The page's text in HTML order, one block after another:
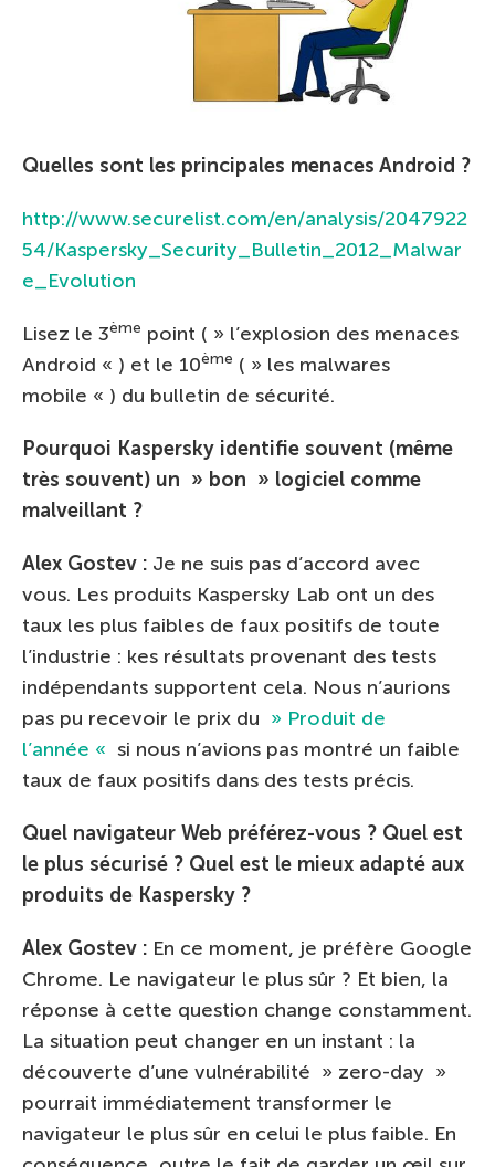
Quelles sont les principales menaces Android ?
http://www.securelist.com/en/analysis/2047922
54/Kaspersky_Security_Bulletin_2012_Malwar
e_Evolution
Lisez le 3ème point ( » l’explosion des menaces
Android « ) et le 10ème ( » les malwares
mobile « ) du bulletin de sécurité.
Pourquoi Kaspersky identifie souvent (même
très souvent) un » bon » logiciel comme
malveillant ?
Alex Gostev : Je ne suis pas d’accord avec
vous. Les produits Kaspersky Lab ont un des
taux les plus faibles de faux positifs de toute
l’industrie : kes résultats provenant des tests
indépendants supportent cela. Nous n’aurions
pas pu recevoir le prix du » Produit de
l’année « si nous n’avions pas montré un faible
taux de faux positifs dans des tests précis.
Quel navigateur Web préférez-vous ? Quel est
le plus sécurisé ? Quel est le mieux adapté aux
produits de Kaspersky ?
Alex Gostev : En ce moment, je préfère Google
Chrome. Le navigateur le plus sûr ? Et bien, la
réponse à cette question change constamment.
La situation peut changer en un instant : la
découverte d’une vulnérabilité » zero-day »
pourrait immédiatement transformer le
navigateur le plus sûr en celui le plus faible. En